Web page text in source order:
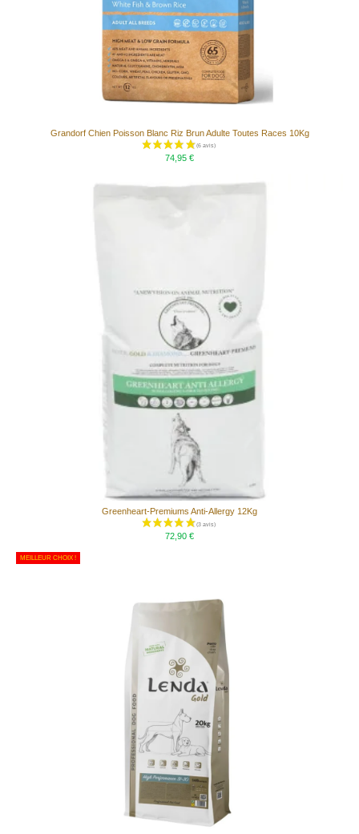
Grandorf Chien Poisson Blanc Riz Brun Adulte Toutes Races 10Kg
74,95 €
Greenheart-Premiums Anti-Allergy 12Kg
72,90 €
MEILLEUR CHOIX !